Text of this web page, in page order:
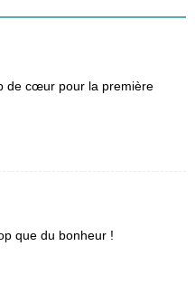
de cœur pour la première
que du bonheur !